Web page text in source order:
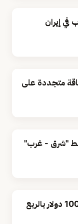
في إيران
متجددة على
خط "شرق - غرب"
أكاديمي يتوقع بقاء أسعار النفط فوق 100 دولار بالربع